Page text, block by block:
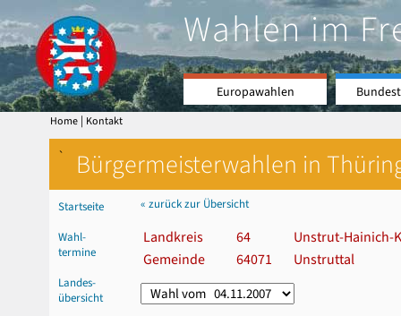
Wahlen im
Europawahlen
Home | Kontakt
` Bürgermeisterwahlen in
Startseite
Wahl-
termine
Landes-
übersicht
« zurück zur Übersicht
Landkreis 64
Unstrut-Hainich-
Gemeinde
64071 Unstruttal